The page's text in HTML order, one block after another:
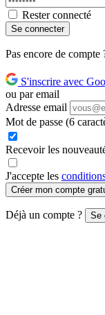
Rester connecté
Se connecter
Pas encore de compte
S'inscrire avec
ou par email
Adresse email
Mot de passe (6
Recevoir les
J'accepte les
Créer mon compte
Déjà un compte ? Se